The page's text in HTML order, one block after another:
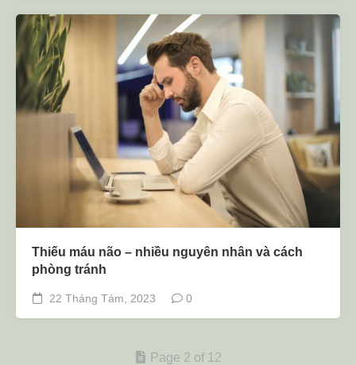
Thiếu máu não – nhiều nguyên nhân và cách
phòng tránh
22 Tháng Tám, 2023 0
Page 2 of 12